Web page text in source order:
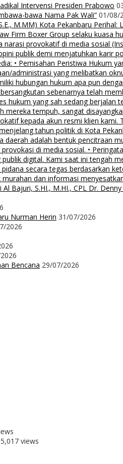
Intervensi Presiden Prabowo
bawa Nama Pak Wali” 01/08/
M.MM) Kota Pekanbaru
Firm Boxer Group selaku kuasa
provokatif di media sosial
publik demi menjatuhkan karir
• Pemisahan Peristiwa Hukum
administrasi yang melibatkan
hubungan hukum apa pun
sebenarnya telah
yang sah sedang berjalan
tempuh, sangat
kepada akun resmi klien kami.
tahun politik di Kota
adalah bentuk pencitraan
di media sosial. •
digital. Kami saat ini tengah
secara tegas berdasarkan
dan informasi
Bajuri, S.HI., M.HI., CPL Dr.
Nurman Herin 31/07/2026
2026
Bencana 29/07/2026
views